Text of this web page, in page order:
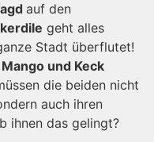
auf den
geht alles
Stadt überflutet!
Mango und Keck
die beiden nicht
auch ihren
ihnen das gelingt?